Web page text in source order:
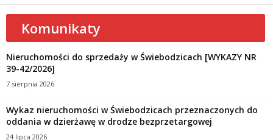
Komunikaty
Nieruchomości do sprzedaży w Świebodzicach [WYKAZY NR
39-42/2026]
7 sierpnia 2026
Wykaz nieruchomości w Świebodzicach przeznaczonych do
oddania w dzierżawę w drodze bezprzetargowej
24 lipca 2026